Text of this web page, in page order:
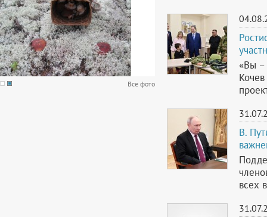
Все фото
«Вы –
В.
всех